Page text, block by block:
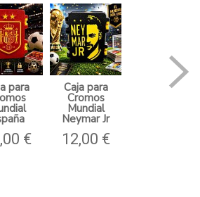
para
€
Caja para
Cromos
Mundial
Neymar Jr
12,00 €